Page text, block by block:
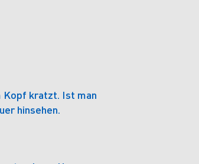
Kopf kratzt. Ist man
hinsehen.